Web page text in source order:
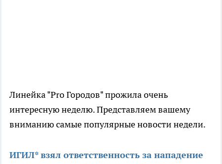
Линейка "Pro Городов" прожила очень
интересную неделю. Представляем вашему
вниманию самые популярные новости недели.
ИГИЛ* взял ответственность за нападение